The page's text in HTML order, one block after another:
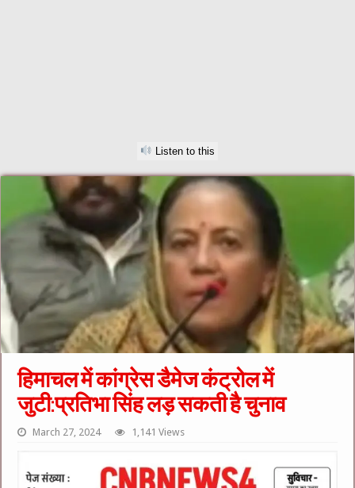
Listen to this
हिमाचल में कांग्रेस डैमेज कंट्रोल में
जुटी:प्रतिभा सिंह लड़ सकती है चुनाव
March 27, 2024 1,141 Views